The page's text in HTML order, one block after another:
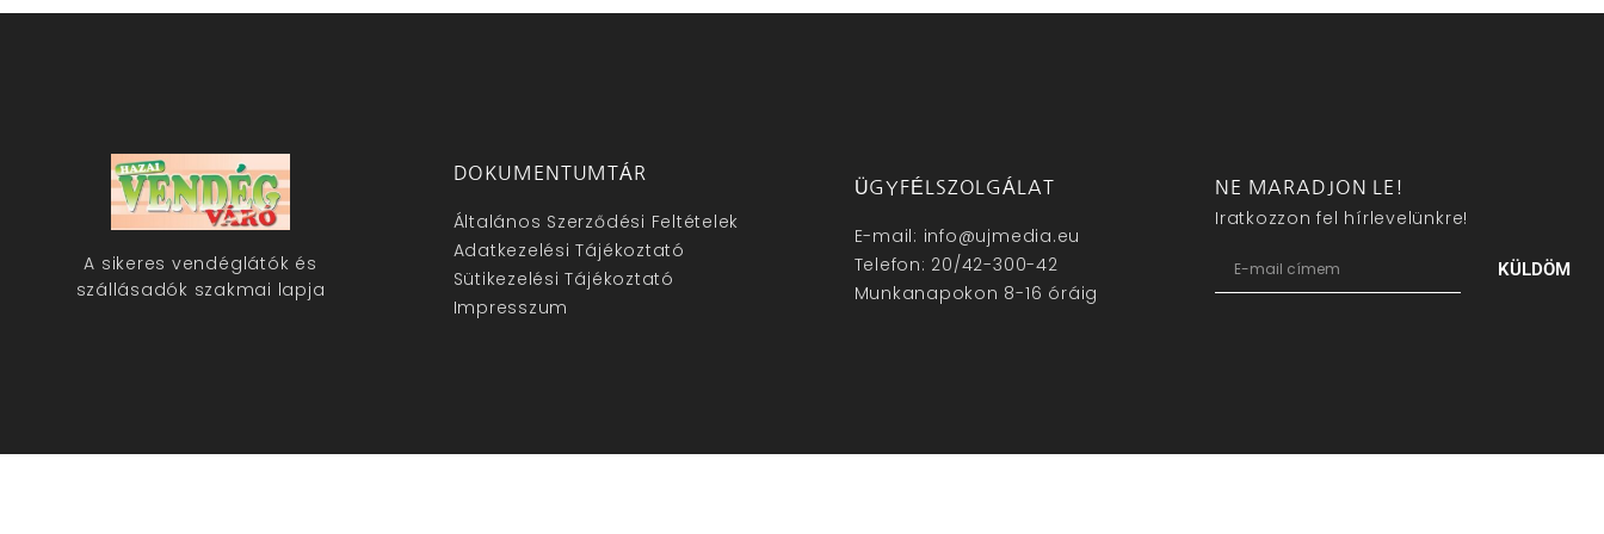
A sikeres vendéglátók és
szállásadók szakmai lapja
DOKUMENTUMTÁR
Általános Szerződési Feltételek
Adatkezelési Tájékoztató
Sütikezelési Tájékoztató
Impresszum
ÜGYFÉLSZOLGÁLAT
E-mail: info@ujmedia.eu
Telefon: 20/42-300-42
Munkanapokon 8-16 óráig
NE MARADJON LE!
Iratkozzon fel hírlevelünkre!
KÜLDÖM